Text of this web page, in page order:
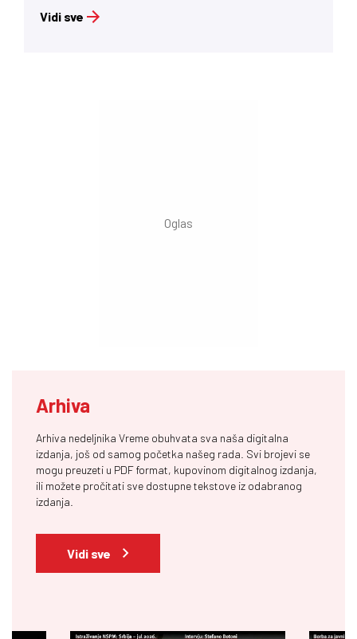
Vidi sve
Arhiva
Arhiva nedeljnika Vreme obuhvata sva naša digitalna
izdanja, još od samog početka našeg rada. Svi brojevi se
mogu preuzeti u PDF format, kupovinom digitalnog izdanja,
ili možete pročitati sve dostupne tekstove iz odabranog
izdanja.
Vidi sve